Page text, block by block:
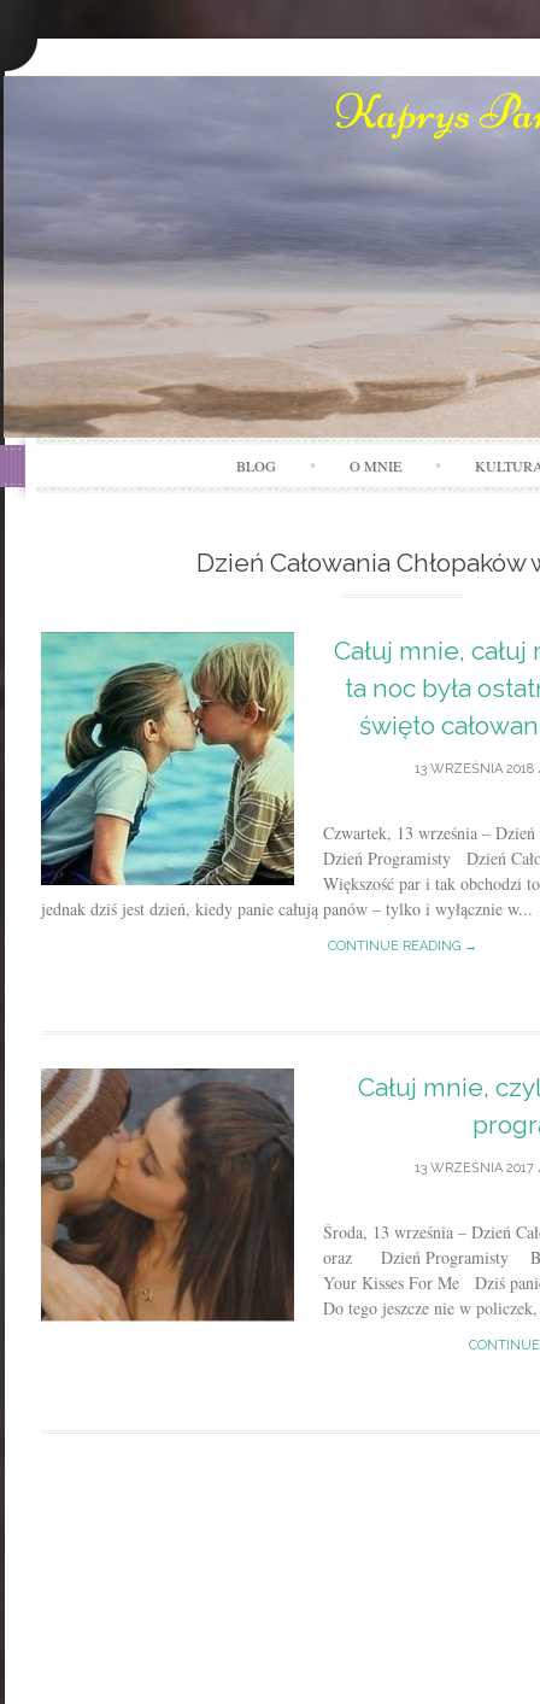
Kaprys
BLOG O MNIE
Dzień Całowania Chłopaków
Całuj mnie,
ta noc była
święto
13 WRZEŚNIA 2018
Czwartek, 13 września – Dzień
Dzień Programisty Dzień
Większość par i tak obchodzi
jednak dziś jest dzień, kiedy panie całują panów – tylko i wyłącznie w...
CONTINUE READING →
Całuj mnie,
13 WRZEŚNIA 2017
Środa, 13 września – Dzień
oraz Dzień Programisty
Your Kisses For Me Dziś
Do tego jeszcze nie w